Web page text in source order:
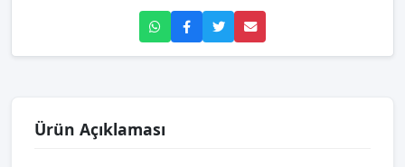
Ürün Açıklaması